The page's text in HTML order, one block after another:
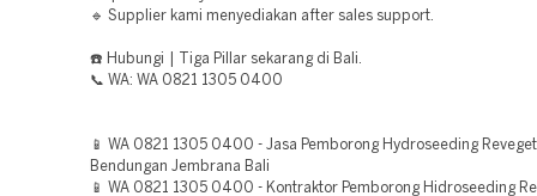
🔹 Supplier kami menyediakan after sales support.
☎️ Hubungi | Tiga Pillar sekarang di Bali.
📞 WA: WA 0821 1305 0400
📱 WA 0821 1305 0400 - Jasa Pemborong Hydroseeding
Bendungan Jembrana Bali
📱 WA 0821 1305 0400 - Kontraktor Pemborong Hidroseeding